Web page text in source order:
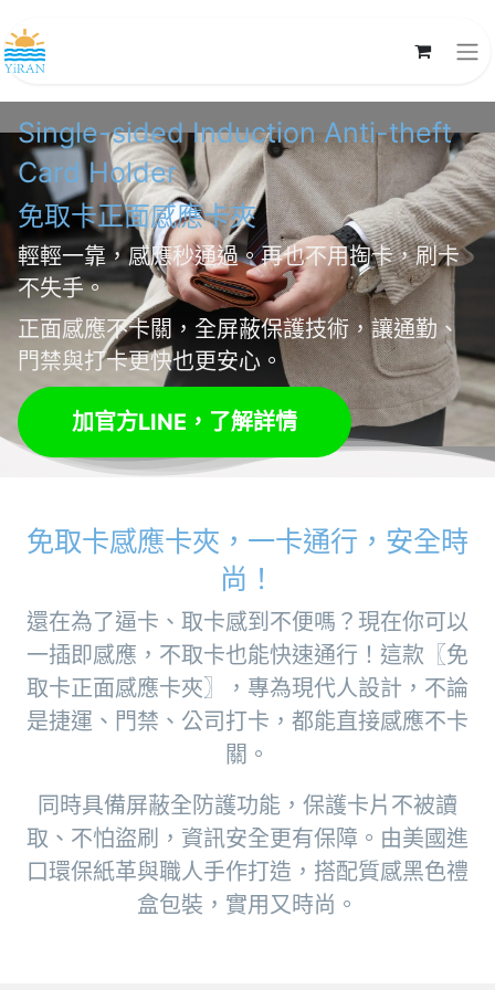
Single-sided Induction Anti-theft
Card Holder
免取卡正面感應卡夾
輕輕一靠，感應秒通過。再也不用掏卡，刷卡
不失手。
正面感應不卡關，全屏蔽保護技術，讓通勤、
門禁與打卡更快也更安心。
加官方LINE，了解詳情
免取卡感應卡夾，一卡通行，安全時
尚！
還在為了逼卡、取卡感到不便嗎？現在你可以
一插即感應，不取卡也能快速通行！這款〖免
取卡正面感應卡夾〗，專為現代人設計，不論
是捷運、門禁、公司打卡，都能直接感應不卡
關。
同時具備屏蔽全防護功能，保護卡片不被讀
取、不怕盜刷，資訊安全更有保障。由美國進
口環保紙革與職人手作打造，搭配質感黑色禮
盒包裝，實用又時尚。